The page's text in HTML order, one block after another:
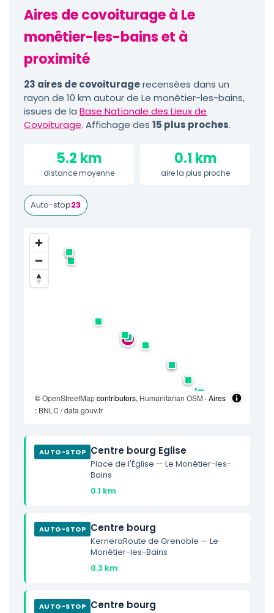
Aires de covoiturage à Le
monêtier-les-bains et à
proximité
23 aires de covoituragerecensées dans un
rayon de 10 km autour de Le monêtier-les-bains,
issues de la Base Nationale des Lieux de
Covoiturage. Affichage des 15 plus proches.
5.2 km
distance moyenne
0.1 km
aire la plus proche
Auto-stop23
©OpenStreetMapcontributors, Humanitarian OSM · Aires
: BNLC / data.gouv.fr
AUTO-STOP Centre bourg Eglise
Place de l'Église — Le Monêtier-les-
Bains
0.1 km
AUTO-STOP Centre bourg
KerneraRoute de Grenoble — Le
Monêtier-les-Bains
0.3 km
AUTO-STOP Centre bourg